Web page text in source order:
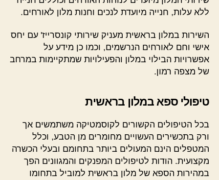
ללא עלות, חנייה מיועדת לנכים וחנות מלון לאורחים.
השירות במלון בראשית מעניק שירותי קונסרייז' עם יחס
אישי וחם לאורחים הנרשמים, וכמו כן מידע על
אפשרויות הבילוי במלון והפעילויות שמתקיימות במרחב
של מצפה רמון.
טיפולי ספא במלון בראשית
בכל הטיפולים הקשורים לקוסמטיקה משתמשים אך
ורק בתכשירים העשויים מחומרים מן הטבע, וכלל
המטפלים הינם המעולים ביותר בתחומם ובעלי הכשרה
מקצועית. הודות לטיפולים המפנקים והמגוונים הפך
במהירות הספא של מלון בראשית למוביל בתחומו